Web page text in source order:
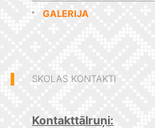
GALERIJA
SKOLAS KONTAKTI
Kontakttālruņi: